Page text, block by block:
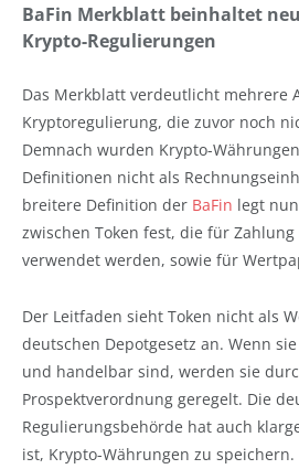
BaFin Merkblatt beinhaltet
Krypto-Regulierungen
Das Merkblatt verdeutlicht mehrere
Kryptoregulierung, die zuvor noch
Demnach wurden Krypto-
Definitionen nicht als
breitere Definition der BaFin legt
zwischen Token fest, die für
verwendet werden, sowie für
Der Leitfaden sieht Token nicht als
deutschen Depotgesetz an. Wenn
und handelbar sind, werden sie
Prospektverordnung geregelt. Die
Regulierungsbehörde hat auch
ist, Krypto-Währungen zu